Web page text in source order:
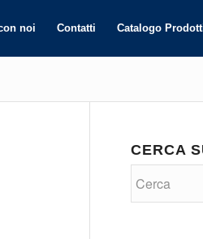
noi Contatti Catalogo
CERCA